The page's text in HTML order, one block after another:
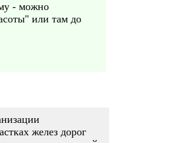
- можно
или там до
желез дорог